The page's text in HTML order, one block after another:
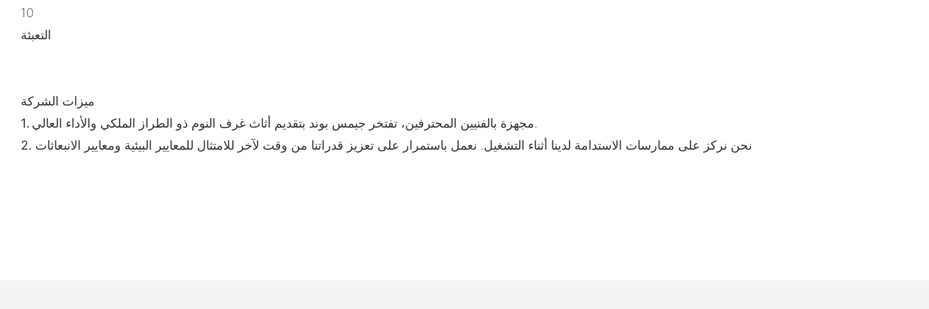
10
التعبئة
ميزات الشركة
1.
مجهزة بالفنيين المحترفين، تفتخر جيمس بوند بتقديم أثاث غرف النوم ذو الطراز الملكي والأداء العالي.
2. نحن نركز على ممارسات الاستدامة لدينا أثناء التشغيل. نعمل باستمرار على تعزيز قدراتنا من وقت لآخر للامتثال للمعايير البيئية ومعايير الانبعاثات